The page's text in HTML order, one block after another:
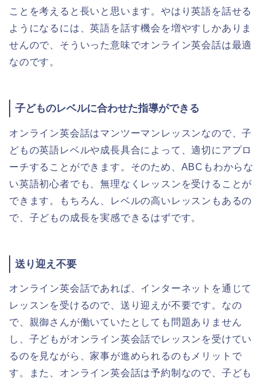
ことを考えると長いと思います。やはり英語を話せる
ようになるには、英語を話す機会を増やすしかありま
せんので、そういった意味でオンライン英会話は最適
なのです。
子どものレベルに合わせた指導ができる
オンライン英会話はマンツーマンレッスンなので、子
どもの英語レベルや成長具合によって、適切にアプロ
ーチすることができます。そのため、ABCもわからな
い英語初心者でも、無理なくレッスンを受けることが
できます。もちろん、レベルの高いレッスンもあるの
で、子どもの成長を実感できるはずです。
送り迎え不要
オンライン英会話であれば、インターネットを通じて
レッスンを受けるので、送り迎えが不要です。なの
で、親御さんが働いていたとしても問題ありません
し、子どもがオンライン英会話でレッスンを受けてい
るのを見ながら、家事が進められるのもメリットで
す。また、オンライン英会話は予約制なので、子ども